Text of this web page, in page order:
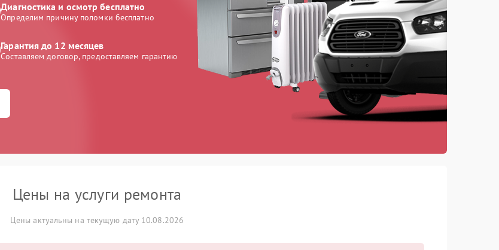
Диагностика и осмотр бесплатно
Определим причину поломки бесплатно
Гарантия до 12 месяцев
Составляем договор, предоставляем гарантию
Цены на услуги ремонта
Цены актуальны на текущую дату 10.08.2026